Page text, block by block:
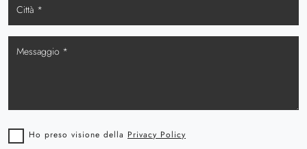
Ho preso visione della Privacy Policy